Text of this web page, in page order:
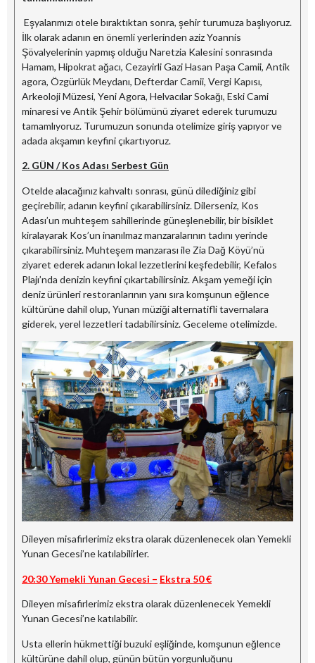
Eşyalarımızı otele bıraktıktan sonra, şehir turumuza başlıyoruz.
İlk olarak adanın en önemli yerlerinden aziz Yoannis
Şövalyelerinin yapmış olduğu Naretzia Kalesini sonrasında
Hamam, Hipokrat ağacı, Cezayirli Gazi Hasan Paşa Camii, Antik
agora, Özgürlük Meydanı, Defterdar Camii, Vergi Kapısı,
Arkeoloji Müzesi, Yeni Agora, Helvacılar Sokağı, Eski Cami
minaresi ve Antik Şehir bölümünü ziyaret ederek turumuzu
tamamlıyoruz. Turumuzun sonunda otelimize giriş yapıyor ve
adada akşamın keyfini çıkartıyoruz.
2. GÜN / Kos Adası Serbest Gün
Otelde alacağınız kahvaltı sonrası, günü dilediğiniz gibi
geçirebilir, adanın keyfini çıkarabilirsiniz. Dilerseniz, Kos
Adası’un muhteşem sahillerinde güneşlenebilir, bir bisiklet
kiralayarak Kos’un inanılmaz manzaralarının tadını yerinde
çıkarabilirsiniz. Muhteşem manzarası ile Zia Dağ Köyü’nü
ziyaret ederek adanın lokal lezzetlerini keşfedebilir, Kefalos
Plajı’nda denizin keyfini çıkartabilirsiniz. Akşam yemeği için
deniz ürünleri restoranlarının yanı sıra komşunun eğlence
kültürüne dahil olup, Yunan müziği alternatifli tavernalara
giderek, yerel lezzetleri tadabilirsiniz. Geceleme otelimizde.
Dileyen misafirlerimiz ekstra olarak düzenlenecek olan Yemekli
Yunan Gecesi’ne katılabilirler.
20:30 Yemekli Yunan Gecesi – Ekstra 50 €
Dileyen misafirlerimiz ekstra olarak düzenlenecek Yemekli
Yunan Gecesi’ne katılabilir.
Usta ellerin hükmettiği buzuki eşliğinde, komşunun eğlence
kültürüne dahil olup, günün bütün yorgunluğunu